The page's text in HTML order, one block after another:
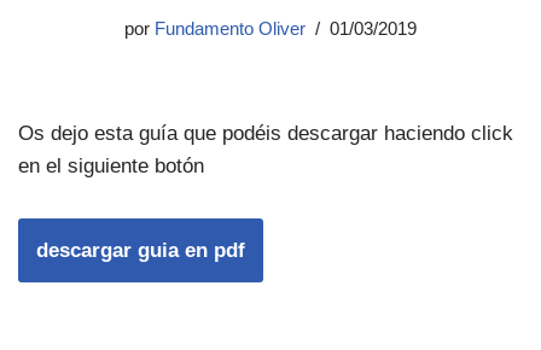
por Fundamento Oliver 01/03/2019
Os dejo esta guía que podéis descargar haciendo click
en el siguiente botón
descargar guia en pdf